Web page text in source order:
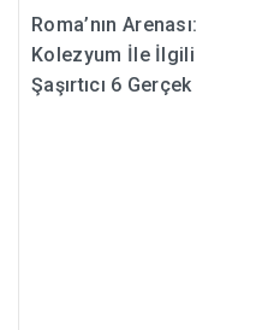
Roma’nın Arenası:
Kolezyum İle İlgili
Şaşırtıcı 6 Gerçek